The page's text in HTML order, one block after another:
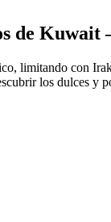
de Kuwait
limitando con
los dulces y